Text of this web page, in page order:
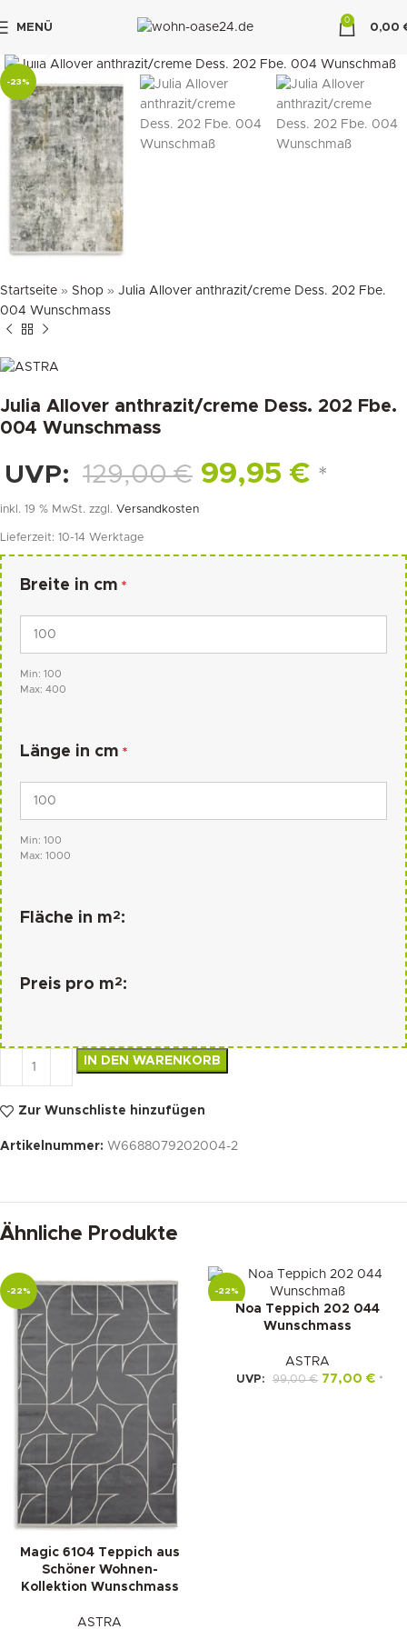
MENÜ
0
0,00
-23%
Startseite » Shop » Julia Allover anthrazit/creme Dess. 202 Fbe.
004 Wunschmass
Julia Allover anthrazit/creme Dess. 202 Fbe.
004 Wunschmass
UVP: 129,00€ 99,95 € *
inkl. 19 % MwSt. zzgl. Versandkosten
Lieferzeit: 10-14 Werktage
Breite in cm *
Min: 100
Max: 400
Länge in cm *
Min: 100
Max: 1000
Fläche in m2:
Preis pro m2:
IN DEN WARENKORB
Zur Wunschliste hinzufügen
Artikelnummer: W6688079202004-2
Ähnliche Produkte
-22%
Magic 6104 Teppich aus
Schöner Wohnen-
Kollektion Wunschmass
ASTRA
-22%
Noa Teppich 202 044
Wunschmass
ASTRA
UVP: 99,00€ 77,00 € *